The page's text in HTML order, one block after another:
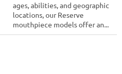
ages, abilities, and geographic
locations, our Reserve
mouthpiece models offer an...